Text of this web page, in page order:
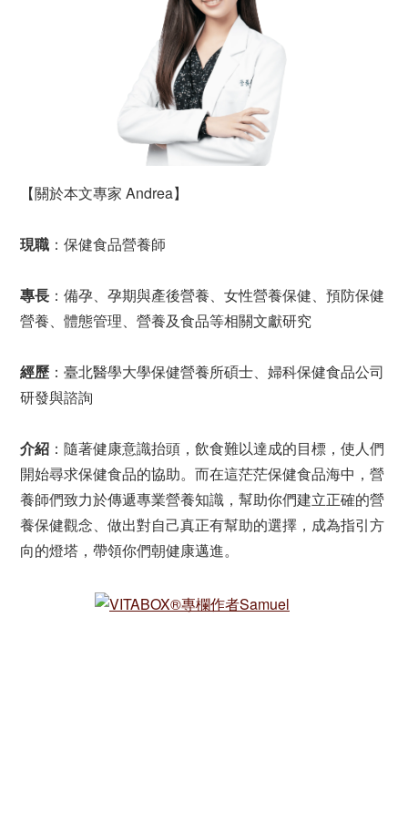
【關於本文專家 Andrea】
現職 ：保健食品營養師
專長 ：備孕、孕期與產後營養、女性營養保健、預防保健
營養、體態管理、營養及食品等相關文獻研究
經歷 ：臺北醫學大學保健營養所碩士、婦科保健食品公司
研發與諮詢
介紹 ：隨著健康意識抬頭，飲食難以達成的目標，使人們
開始尋求保健食品的協助。而在這茫茫保健食品海中，營
養師們致力於傳遞專業營養知識，幫助你們建立正確的營
養保健觀念、做出對自己真正有幫助的選擇，成為指引方
向的燈塔，帶領你們朝健康邁進。